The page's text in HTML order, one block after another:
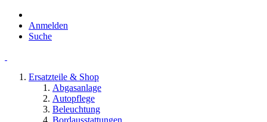
Anmelden
Suche
Ersatzteile & Shop
Abgasanlage
Autopflege
Beleuchtung
Bordausstattungen